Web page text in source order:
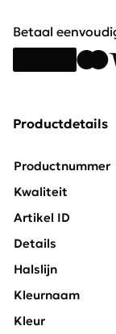
Betaal
Productdetails
Productnummer
Kwaliteit
Artikel ID
Details
Halslijn
Kleurnaam
Kleur